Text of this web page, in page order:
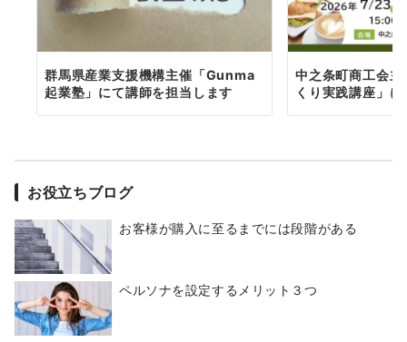
群馬県産業支援機構主催「Gunma
起業塾」にて講師を担当します
中之条町商工会
くり実践講座」
お役立ちブログ
お客様が購入に至るまでには段階がある
ペルソナを設定するメリット３つ